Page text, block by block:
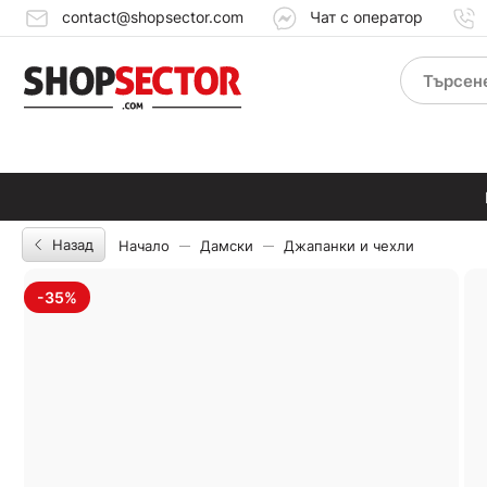
contact@shopsector.com Чат с оператор
Назад Начало Дамски Джапанки и чехли
-35%